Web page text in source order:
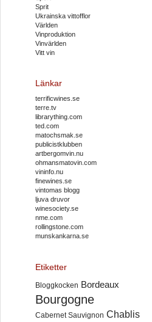
Sprit
Ukrainska vittofflor
Världen
Vinproduktion
Vinvärlden
Vitt vin
Länkar
terrificwines.se
terre.tv
librarything.com
ted.com
matochsmak.se
publicistklubben
artbergomvin.nu
ohmansmatovin.com
vininfo.nu
finewines.se
vintomas blogg
ljuva druvor
winesociety.se
nme.com
rollingstone.com
munskankarna.se
Etiketter
Bloggkocken Bordeaux
Bourgogne
Cabernet Sauvignon Chablis